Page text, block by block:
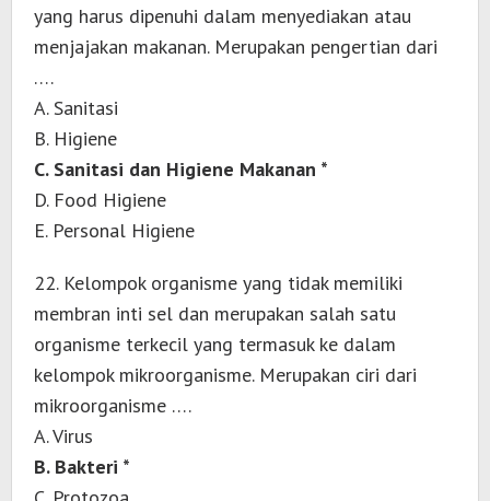
yang harus dipenuhi dalam menyediakan atau
menjajakan makanan. Merupakan pengertian dari
….
A. Sanitasi
B. Higiene
C. Sanitasi dan Higiene Makanan *
D. Food Higiene
E. Personal Higiene
22. Kelompok organisme yang tidak memiliki
membran inti sel dan merupakan salah satu
organisme terkecil yang termasuk ke dalam
kelompok mikroorganisme. Merupakan ciri dari
mikroorganisme ….
A. Virus
B. Bakteri *